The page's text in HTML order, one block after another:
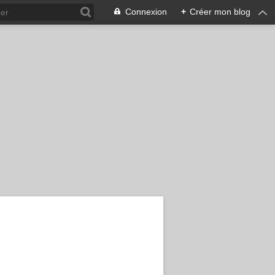
Connexion + Créer mon blog